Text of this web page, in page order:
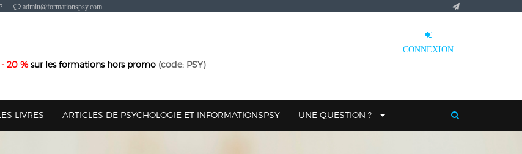
admin@formationspsy.com
CONNEXION
- 20 %sur les formations hors promo (code: PSY)
LIVRES ARTICLES DE PSYCHOLOGIE ET INFORMATIONSPSY UNE QUESTION ?